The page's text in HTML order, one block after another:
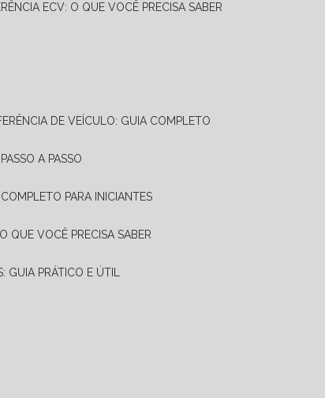
ECV: O QUE VOCÊ PRECISA SABER
DE VEÍCULO: GUIA COMPLETO
A PASSO
PARA INICIANTES
QUE VOCÊ PRECISA SABER
GUIA PRÁTICO E ÚTIL